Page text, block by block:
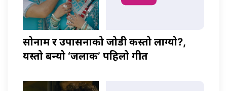
सोनाम र उपासनाको जोडी कस्तो लाग्यो?,
यस्तो बन्यो ‘जलाकी’ पहिलो गीत